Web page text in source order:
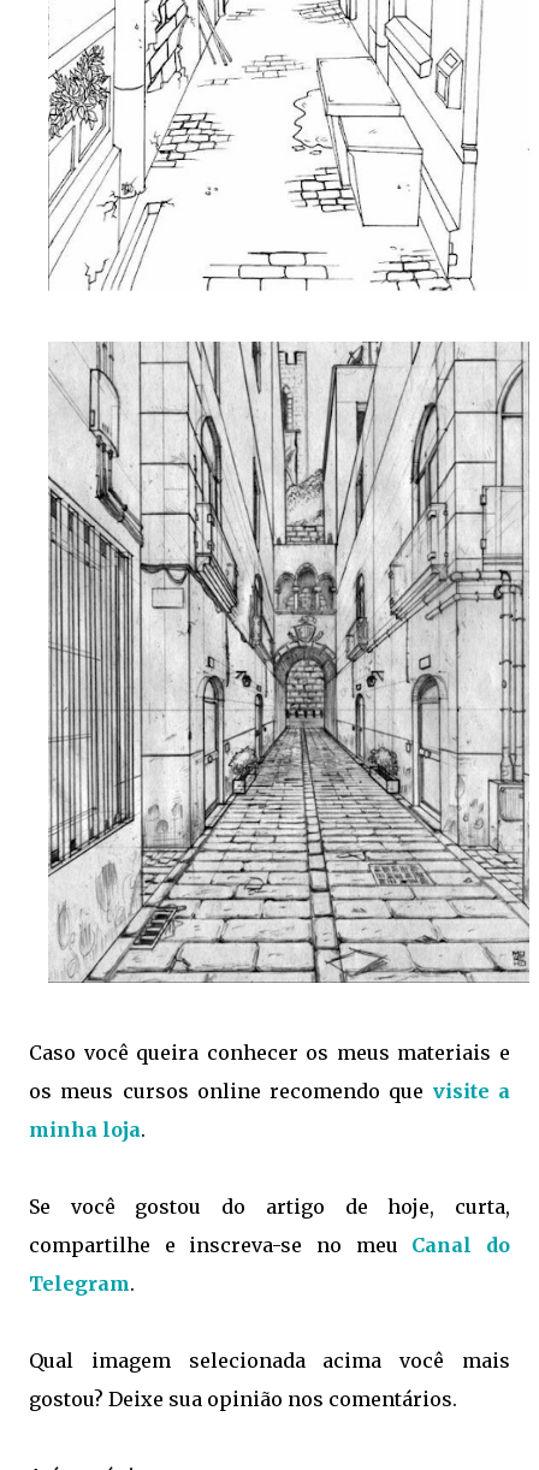
Caso você queira conhecer os meus materiais e
os meus cursos online recomendo que visite a
minha loja.
Se você gostou do artigo de hoje, curta,
compartilhe e inscreva-se no meu Canal do
Telegram.
Qual imagem selecionada acima você mais
gostou? Deixe sua opinião nos comentários.